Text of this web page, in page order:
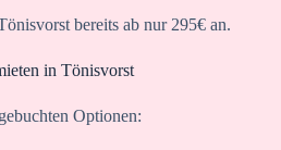
bereits ab nur 295€ an.
in Tönisvorst
Optionen: